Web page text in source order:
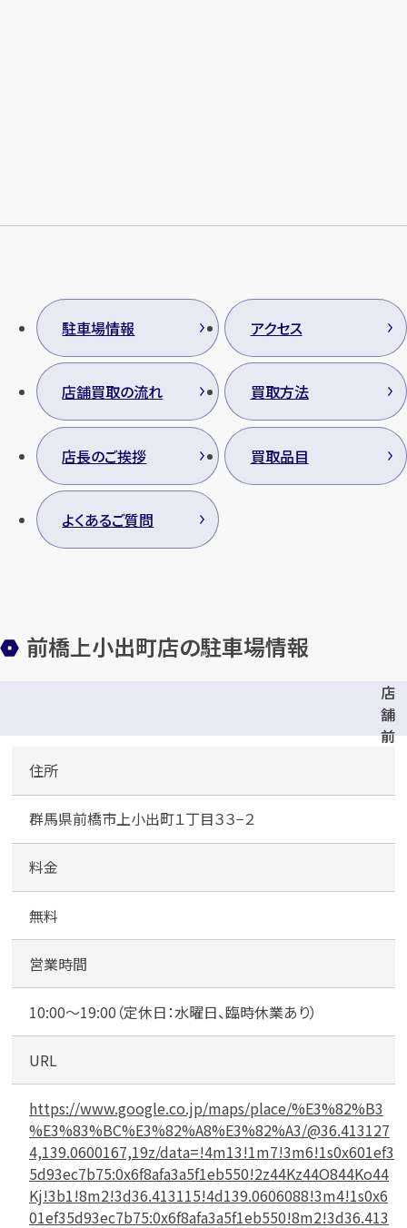
駐車場情報 アクセス
店舗買取の流れ 買取方法
店長のご挨拶 買取品目
よくあるご質問
前橋上小出町店の駐車場情報
店
舗
前
場
5
）
住所
群馬県前橋市上小出町１丁目３３−２
料金
無料
営業時間
10:00～19:00（定休日：水曜日、臨時休業あり）
URL
https://www.google.co.jp/maps/place/%E3%82%B3
%E3%83%BC%E3%82%A8%E3%82%A3/@36.413127
4,139.0600167,19z/data=!4m13!1m7!3m6!1s0x601ef3
5d93ec7b75:0x6f8afa3a5f1eb550!2z44Kz44O844Ko44
Kj!3b1!8m2!3d36.413115!4d139.0606088!3m4!1s0x6
01ef35d93ec7b75:0x6f8afa3a5f1eb550!8m2!3d36.413